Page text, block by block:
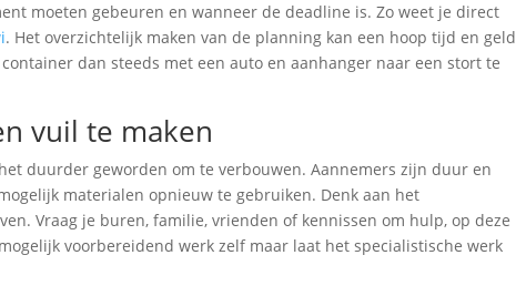
moeten gebeuren en wanneer de deadline is. Zo weet je direct
. Het overzichtelijk maken van de planning kan een hoop tijd en geld
dan steeds met een auto en aanhanger naar een stort te
vuil te maken
duurder geworden om te verbouwen. Aannemers zijn duur en
materialen opnieuw te gebruiken. Denk aan het
Vraag je buren, familie, vrienden of kennissen om hulp, op deze
voorbereidend werk zelf maar laat het specialistische werk